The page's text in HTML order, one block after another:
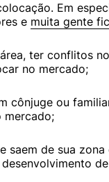
Em
e muita gente
ter conflitos
no mercado;
cônjuge ou
mercado;
saem de sua